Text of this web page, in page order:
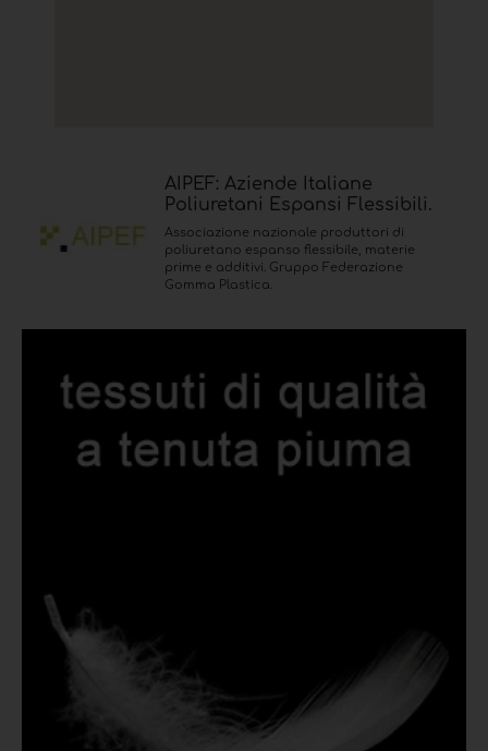
AIPEF: Aziende Italiane
Poliuretani Espansi Flessibili.
Associazione nazionale produttori di
poliuretano espanso flessibile, materie
prime e additivi. Gruppo Federazione
Gomma Plastica.